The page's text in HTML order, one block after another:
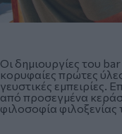
Οι δημιουργίες του
κορυφαίες πρώτες
γευστικές εμπειρίες.
από προσεγμένα
φιλοσοφία φιλοξενίας